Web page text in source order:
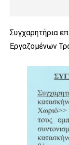
Συγχαρητήρια
Εργαζομένων